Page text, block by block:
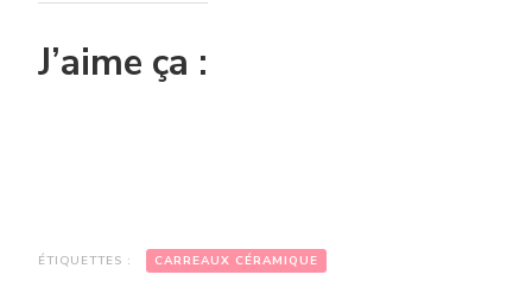
J’aime ça :
ÉTIQUETTES : CARREAUX CÉRAMIQUE